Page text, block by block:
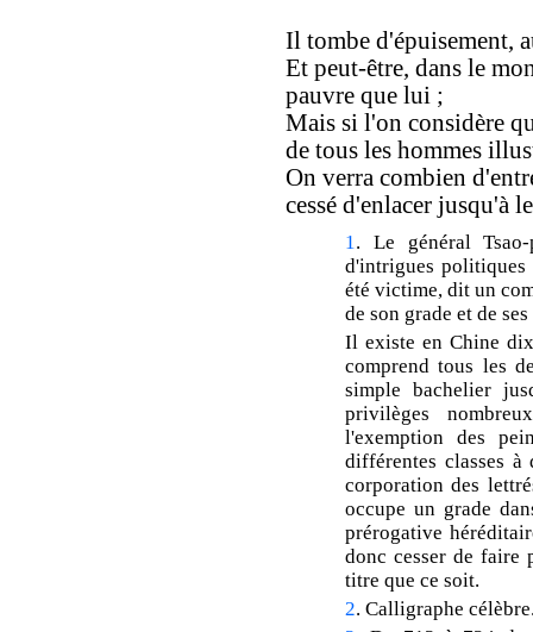
Il tombe d'épuisement,
Et peut-être, dans le
pauvre que lui ;
Mais si l'on considère
de tous les hommes
On verra combien
cessé d'enlacer jusqu'à
1. Le général
d'intrigues
été victime, dit un
de son grade et de
Il existe en Chine
comprend tous les
simple bachelier
privilèges
l'exemption des
différentes classes
corporation des
occupe un grade
prérogative
donc cesser de faire
titre que ce soit.
2. Calligraphe